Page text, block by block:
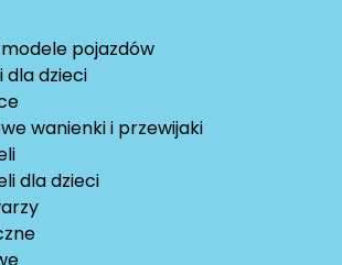
pojazdów
dla dzieci
wanienki i przewijaki
dla dzieci